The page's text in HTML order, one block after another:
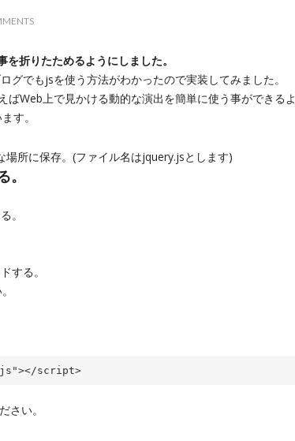
折りたためるようにしました。
でもjsを使う方法がわかったので実装してみました。
ばWeb上で見かける動的な演出を簡単に使う事ができるよ
す。
所に保存。(ファイル名はjquery.jsとします)
。
する。
></script>
さい。